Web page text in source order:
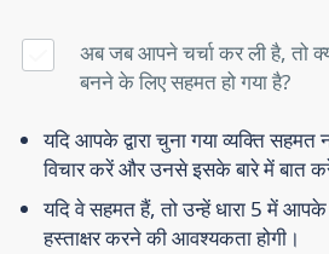
अब जब आपने चर्चा कर ली है, तो
बनने के लिए सहमत हो गया है?
यदि आपके द्वारा चुना गया व्यक्ति सहमत
विचार करें और उनसे इसके बारे में बात
यदि वे सहमत हैं, तो उन्हें धारा 5 में आपके
हस्ताक्षर करने की आवश्यकता होगी।